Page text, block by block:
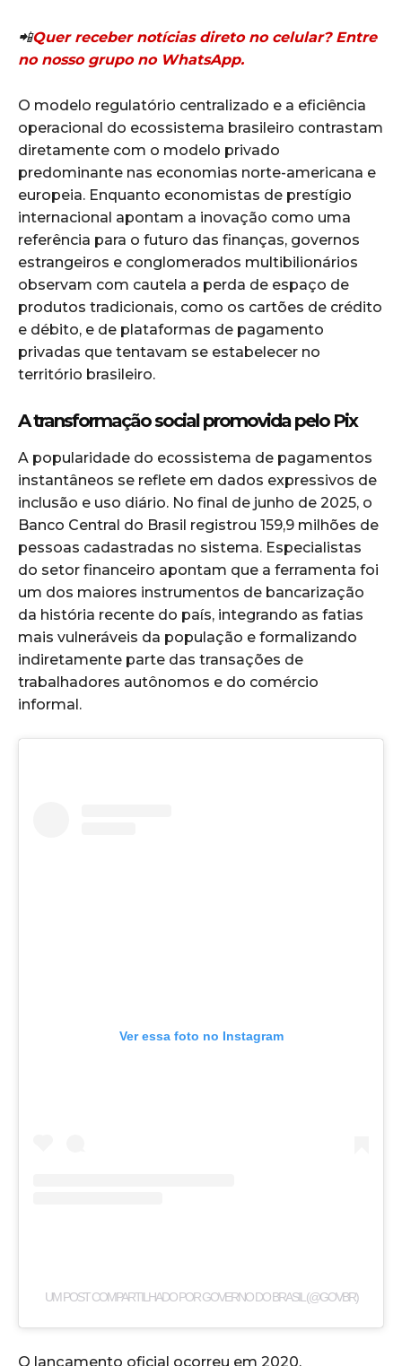
📲Quer receber notícias direto no celular? Entre
no nosso grupo no WhatsApp.
O modelo regulatório centralizado e a eficiência
operacional do ecossistema brasileiro contrastam
diretamente com o modelo privado
predominante nas economias norte-americana e
europeia. Enquanto economistas de prestígio
internacional apontam a inovação como uma
referência para o futuro das finanças, governos
estrangeiros e conglomerados multibilionários
observam com cautela a perda de espaço de
produtos tradicionais, como os cartões de crédito
e débito, e de plataformas de pagamento
privadas que tentavam se estabelecer no
território brasileiro.
A transformação social promovida pelo Pix
A popularidade do ecossistema de pagamentos
instantâneos se reflete em dados expressivos de
inclusão e uso diário. No final de junho de 2025, o
Banco Central do Brasil registrou 159,9 milhões de
pessoas cadastradas no sistema. Especialistas
do setor financeiro apontam que a ferramenta foi
um dos maiores instrumentos de bancarização
da história recente do país, integrando as fatias
mais vulneráveis da população e formalizando
indiretamente parte das transações de
trabalhadores autônomos e do comércio
informal.
Ver essa foto no Instagram
UM POST COMPARTILHADO POR GOVERNO DO BRASIL (@GOVBR)
O lançamento oficial ocorreu em 2020,